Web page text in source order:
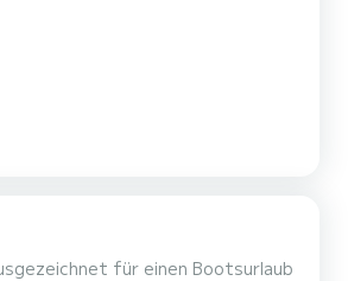
für einen Bootsurlaub